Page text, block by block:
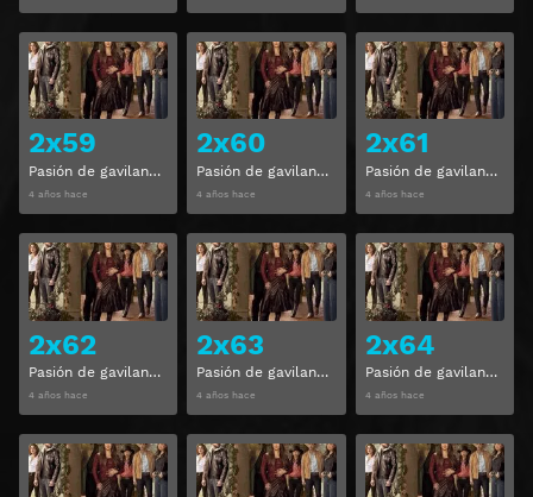
2x59
Pasión de gavilanes Temporada 2 Capitulo 59
4 años hace
Ver
2x60
Pasión de gavilanes Temporada 2 Capitulo 60
4 años hace
Ver
2x61
Pasión de gavilanes Temporada 2 Capitulo 61
4 años hace
2x62
Pasión de gavilanes Temporada 2 Capitulo 62
4 años hace
Ver
2x63
Pasión de gavilanes Temporada 2 Capitulo 63
4 años hace
Ver
2x64
Pasión de gavilanes Temporada 2 Capitulo 64
4 años hace
Ver Ver